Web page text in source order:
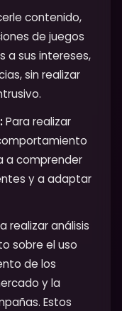
contenido,
de juegos
a sus intereses,
sin realizar
Para realizar
a comprender
y a adaptar
realizar análisis
sobre el uso
de los
y la
Estos